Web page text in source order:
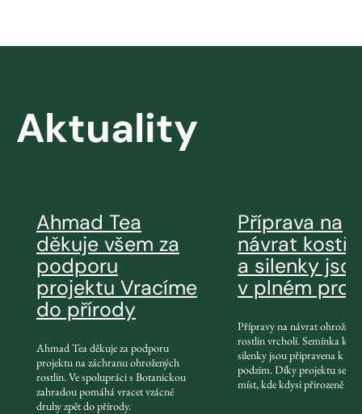
Aktuality
Ahmad Tea
děkuje všem za
podporu
projektu Vracíme
do přírody
Ahmad Tea děkuje za podporu
projektu na záchranu ohrožených
rostlin. Ve spolupráci s Botanickou
zahradou pomáhá vracet vzácné
druhy zpět do přírody.
Příprava na
návrat
a silenky
v plném
Přípravy na návrat
rostlin vrcholí. Semínka
silenky jsou připravena k
podzim. Díky projektu se
míst, kde kdysi přirozeně